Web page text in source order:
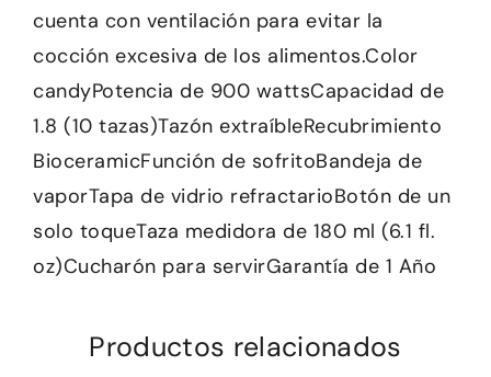
cuenta con ventilación para evitar la
cocción excesiva de los alimentos.Color
candyPotencia de 900 wattsCapacidad de
1.8 (10 tazas)Tazón extraíbleRecubrimiento
BioceramicFunción de sofritoBandeja de
vaporTapa de vidrio refractarioBotón de un
solo toqueTaza medidora de 180 ml (6.1 fl.
oz)Cucharón para servirGarantía de 1 Año
Productos relacionados